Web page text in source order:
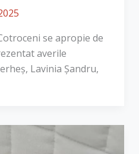
se apropie de
averile
Lavinia Șandru,